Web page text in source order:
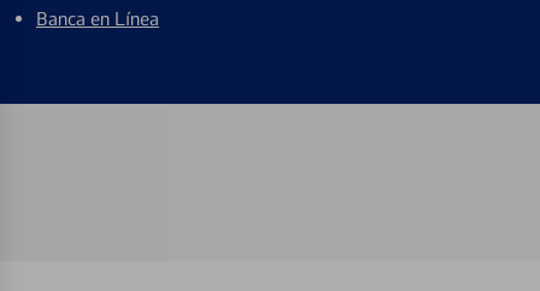
Banca en Línea